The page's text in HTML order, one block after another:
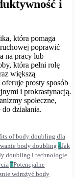
i
która pomaga
poprawić
na pracy lub
która pełni rolę
większą
prosty sposób
i prokrastynacją.
społeczne,
działania.
of body doubling dla
body doubling 4Jak
doubling i technologie
7Potencjalne
wdrożyć body